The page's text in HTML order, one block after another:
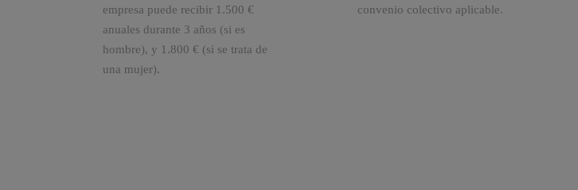
empresa puede recibir 1.500 €
anuales durante 3 años (si es
hombre), y 1.800 € (si se trata de
una mujer).
convenio colectivo aplicable.